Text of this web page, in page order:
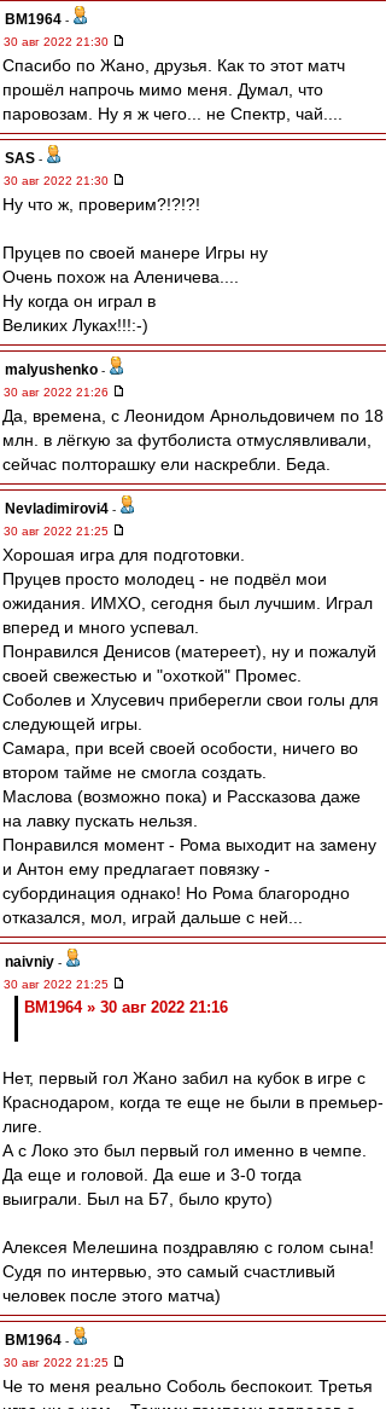
BM1964 -
30 авг 2022 21:30
Спасибо по Жано, друзья. Как то этот матч
прошёл напрочь мимо меня. Думал, что
паровозам. Ну я ж чего... не Спектр, чай....
SAS -
30 авг 2022 21:30
Ну что ж, проверим?!?!?!
Пруцев по своей манере Игры ну
Очень похож на Аленичева....
Ну когда он играл в
Великих Луках!!!:-)
malyushenko -
30 авг 2022 21:26
Да, времена, с Леонидом Арнольдовичем по 18
млн. в лёгкую за футболиста отмуслявливали,
сейчас полторашку ели наскребли. Беда.
Nevladimirovi4 -
30 авг 2022 21:25
Хорошая игра для подготовки.
Пруцев просто молодец - не подвёл мои
ожидания. ИМХО, сегодня был лучшим. Играл
вперед и много успевал.
Понравился Денисов (матереет), ну и пожалуй
своей свежестью и "охоткой" Промес.
Соболев и Хлусевич приберегли свои голы для
следующей игры.
Самара, при всей своей особости, ничего во
втором тайме не смогла создать.
Маслова (возможно пока) и Рассказова даже
на лавку пускать нельзя.
Понравился момент - Рома выходит на замену
и Антон ему предлагает повязку -
субординация однако! Но Рома благородно
отказался, мол, играй дальше с ней...
naivniy -
30 авг 2022 21:25
BM1964 » 30 авг 2022 21:16
Нет, первый гол Жано забил на кубок в игре с
Краснодаром, когда те еще не были в премьер-
лиге.
А с Локо это был первый гол именно в чемпе.
Да еще и головой. Да еше и 3-0 тогда
выиграли. Был на Б7, было круто)
Алексея Мелешина поздравляю с голом сына!
Судя по интервью, это самый счастливый
человек после этого матча)
BM1964 -
30 авг 2022 21:25
Че то меня реально Соболь беспокоит. Третья